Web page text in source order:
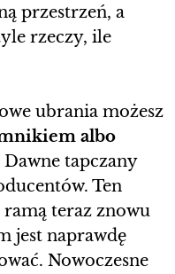
przestrzeń, a
rzeczy, ile
ubrania możesz
albo
Dawne tapczany
Ten
ramą teraz znowu
jest naprawdę
Nowoczesne